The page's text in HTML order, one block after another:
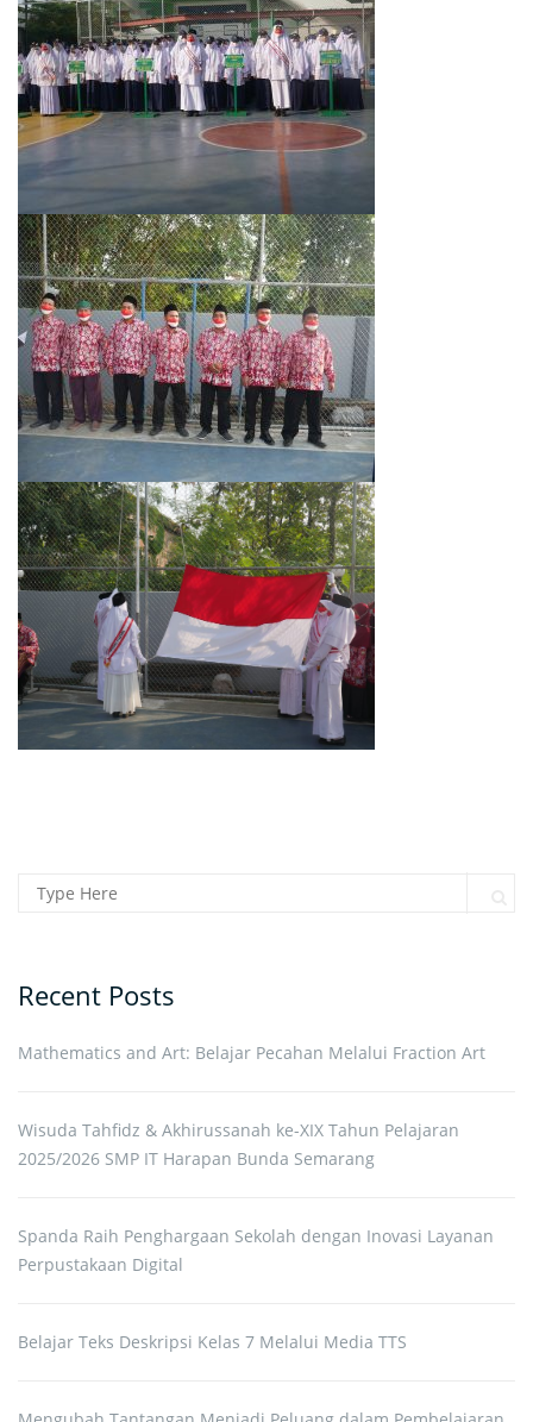
Search for:
Recent Posts
Mathematics and Art: Belajar Pecahan Melalui Fraction Art
Wisuda Tahfidz & Akhirussanah ke-XIX Tahun Pelajaran
2025/2026 SMP IT Harapan Bunda Semarang
Spanda Raih Penghargaan Sekolah dengan Inovasi Layanan
Perpustakaan Digital
Belajar Teks Deskripsi Kelas 7 Melalui Media TTS